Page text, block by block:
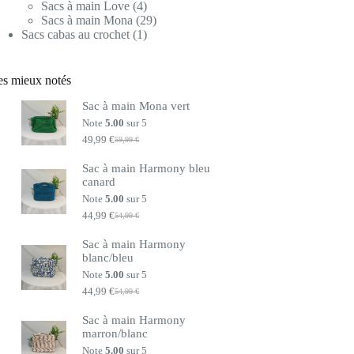
produits
Sacs à main Love 44
produits
Sacs à main Mona 2929
Sacs cabas au crochet 11
mieux notés
Sac à main Mona vert
Note5.00 sur 5
59,99€
Le
initial
était :
59,99 €.
49,99€
Le
actuel
est :
49,99 €.
Sac à main Harmony bleu
canard
Note5.00 sur 5
54,99€
Le
initial
était :
54,99 €.
44,99€
Le
actuel
est :
44,99 €.
Sac à main Harmony
blanc/bleu
Note5.00 sur 5
54,99€
Le
initial
était :
54,99 €.
44,99€
Le
actuel
est :
44,99 €.
Sac à main Harmony
marron/blanc
Note5.00 sur 5